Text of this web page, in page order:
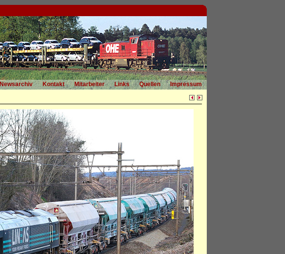
Newsarchiv Kontakt Mitarbeiter Links Quellen
Impressum